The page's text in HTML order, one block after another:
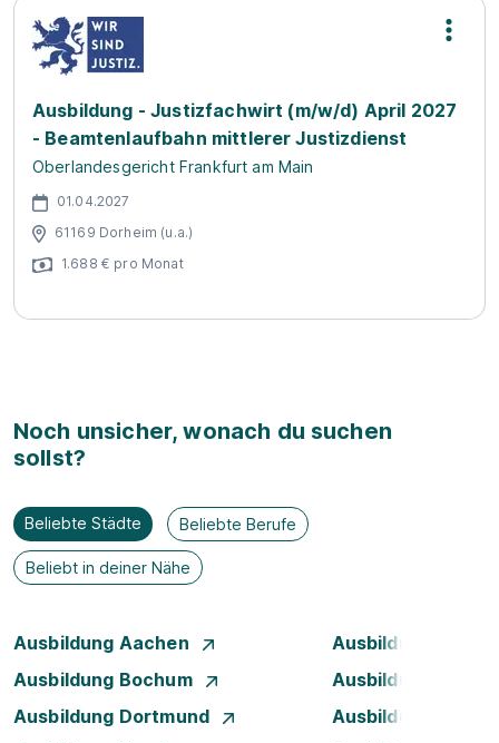
Ausbildung - Justizfachwirt (m/w/d) April 2027
- Beamtenlaufbahn mittlerer Justizdienst
Oberlandesgericht Frankfurt am Main
01.04.2027
61169 Dorheim (u.a.)
1.688 € pro Monat
Noch unsicher, wonach du suchen
sollst?
Beliebte Städte Beliebte Berufe
Beliebt in deiner Nähe
Ausbildung Aachen
Ausbildung
Ausbildung Bochum
Ausbildung Bonn
Ausbildung Dortmund
Ausbildung